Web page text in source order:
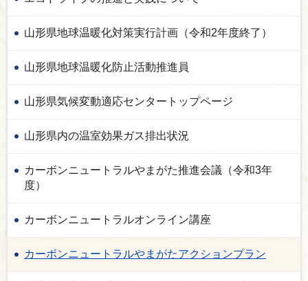
山形県地球温暖化対策実行計画（令和2年度終了）
山形県地球温暖化防止活動推進員
山形県気候変動適応センタートップページ
山形県内の温室効果ガス排出状況
カーボンニュートラルやまがた推進会議（令和3年
度）
カーボンニュートラルオンライン講座
カーボンニュートラルやまがたアクションプラン